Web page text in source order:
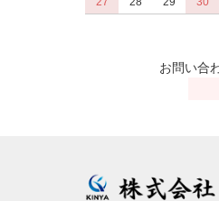
お問い合